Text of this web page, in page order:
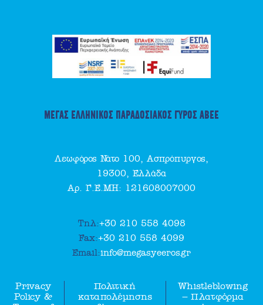
ΜΕΓΑΣ ΕΛΛΗΝΙΚΟΣ ΠΑΡΑΔΟΣΙΑΚΟΣ ΓΥΡΟΣ ΑΒΕΕ
Λεωφόρος Νάτο 100, Ασπρόπυργος,
19300, Ελλάδα
Αρ. Γ.Ε.ΜΗ: 121608007000
Τηλ:+30 210 558 4098
Fax:+30 210 558 4099
Email:info@megasyeeros.gr
Privacy
Policy &
Πολιτική
καταπολέμησης
Whistleblowing
– Πλατφόρμα